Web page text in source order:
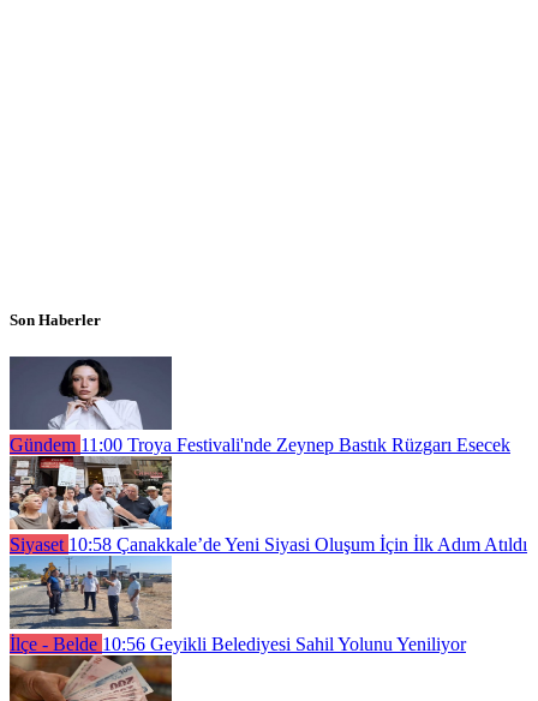
Son Haberler
Gündem 11:00 Troya Festivali'nde Zeynep Bastık Rüzgarı Esecek
Siyaset 10:58 Çanakkale’de Yeni Siyasi Oluşum İçin İlk Adım Atıldı
İlçe - Belde 10:56 Geyikli Belediyesi Sahil Yolunu Yeniliyor